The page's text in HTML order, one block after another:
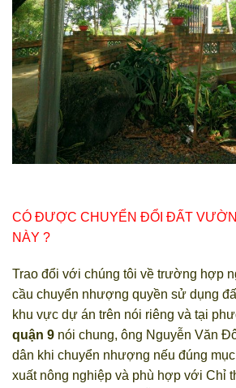
CÓ ĐƯỢC CHUYỂN ĐỔI ĐẤT
NÀY ?
Trao đổi với chúng tôi về trường hợp
cầu chuyển nhượng quyền sử dụng
khu vực dự án trên nói riêng và tại
quận 9 nói chung, ông Nguyễn Văn
dân khi chuyển nhượng nếu đúng
xuất nông nghiệp và phù hợp với Chỉ